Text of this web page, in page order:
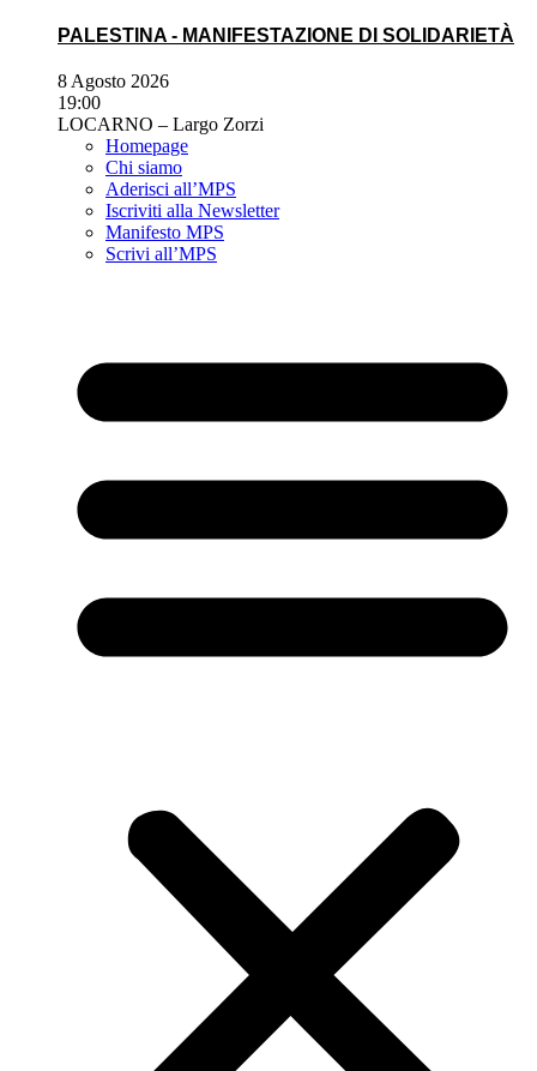
PALESTINA - MANIFESTAZIONE DI SOLIDARIETÀ
8 Agosto 2026
19:00
LOCARNO – Largo Zorzi
Homepage
Chi siamo
Aderisci all’MPS
Iscriviti alla Newsletter
Manifesto MPS
Scrivi all’MPS